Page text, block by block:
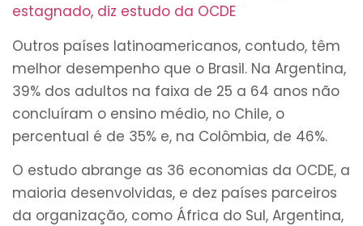
estagnado, diz estudo da OCDE
Outros países latinoamericanos, contudo, têm
melhor desempenho que o Brasil. Na Argentina,
39% dos adultos na faixa de 25 a 64 anos não
concluíram o ensino médio, no Chile, o
percentual é de 35% e, na Colômbia, de 46%.
O estudo abrange as 36 economias da OCDE, a
maioria desenvolvidas, e dez países parceiros
da organização, como África do Sul, Argentina,